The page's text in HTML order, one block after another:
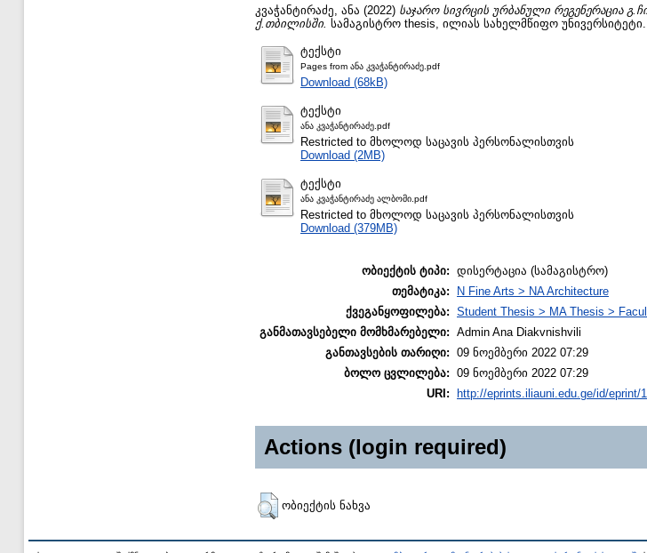
კვაჭანტირაძე, ანა (2022) საჯარო სივრცის ურბანული რეგენერაცია
ქ.თბილისში. სამაგისტრო thesis, ილიას სახელმწიფო უნივერსიტეტი.
ტექსტი
Pages from ანა კვაჭანტირაძე.pdf
Download (68kB)
ტექსტი
ანა კვაჭანტირაძე.pdf
Restricted to მხოლოდ საცავის პერსონალისთვის
Download (2MB)
ტექსტი
ანა კვაჭანტირაძე ალბომი.pdf
Restricted to მხოლოდ საცავის პერსონალისთვის
Download (379MB)
ობიექტის ტიპი: დისერტაცია (სამაგისტრო)
თემატიკა:
N Fine Arts > NA Architecture
ქვეგანყოფილება: Student Thesis > MA Thesis >
განმათავსებელი მომხმარებელი: Admin Ana Diakvnishvili
განთავსების თარიღი: 09 ნოემბერი 2022 07:29
ბოლო ცვლილება: 09 ნოემბერი 2022 07:29
URI:
http://eprints.iliauni.edu.ge/id/eprint/
Actions (login required)
ობიექტის ნახვა